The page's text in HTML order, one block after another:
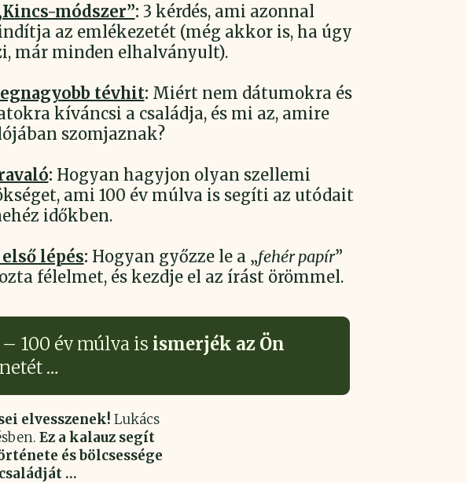
módszer”: 3 kérdés, ami azonnal
az emlékezetét (még akkor is, ha úgy
már minden elhalványult).
tévhit: Miért nem dátumokra és
kíváncsi a családja, és mi az, amire
szomjaznak?
: Hogyan hagyjon olyan szellemi
ami 100 év múlva is segíti az utódait
időkben.
lépés: Hogyan győzze le a „fehér papír”
félelmet, és kezdje el az írást örömmel.
100 év múlva is ismerjék az Ön
…
elvesszenek! Lukács
Ez a kalauz segít
és bölcsessége
…